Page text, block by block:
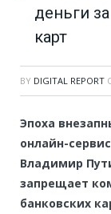
деньги
карт
BY DIGITAL REPORT
Эпоха
онлайн-
Владимир
запрещает
банковских